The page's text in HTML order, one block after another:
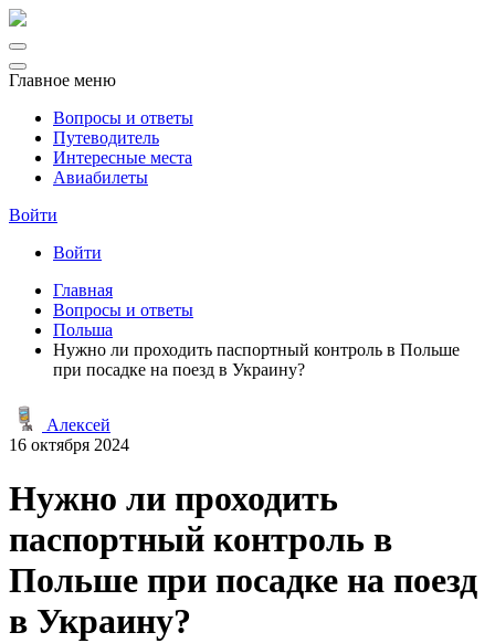
Главное меню
Вопросы и ответы
Путеводитель
Интересные места
Авиабилеты
Войти
Войти
Главная
Вопросы и ответы
Польша
Нужно ли проходить паспортный контроль в Польше
при посадке на поезд в Украину?
Алексей
16 октября 2024
Нужно ли проходить
паспортный контроль в
Польше при посадке на поезд
в Украину?